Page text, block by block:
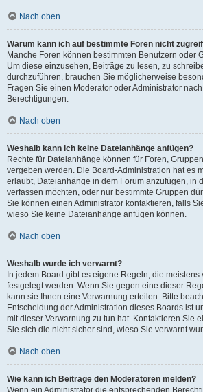
Nach oben
Warum kann ich auf bestimmte Foren nicht
Manche Foren können bestimmten Benutzern oder
Um diese einzusehen, Beiträge zu lesen, zu
durchzuführen, brauchen Sie möglicherweise
Fragen Sie einen Moderator oder Administrator
Berechtigungen.
Nach oben
Weshalb kann ich keine Dateianhänge anfügen?
Rechte für Dateianhänge können für Foren,
vergeben werden. Die Board-Administration hat es
erlaubt, Dateianhänge in dem Forum anzufügen, in
verfassen möchten, oder nur bestimmte Gruppen
Sie können einen Administrator kontaktieren, falls
wieso Sie keine Dateianhänge anfügen können.
Nach oben
Weshalb wurde ich verwarnt?
In jedem Board gibt es eigene Regeln, die meistens
festgelegt werden. Wenn Sie gegen eine dieser
kann sie Ihnen eine Verwarnung erteilen. Bitte
Entscheidung der Administration dieses Boards ist
mit dieser Verwarnung zu tun hat. Kontaktieren Sie
Sie sich die nicht sicher sind, wieso Sie verwarnt
Nach oben
Wie kann ich Beiträge den Moderatoren melden?
Wenn ein Administrator die entsprechenden